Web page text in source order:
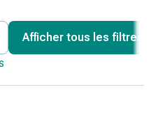
Afficher tous les filtres